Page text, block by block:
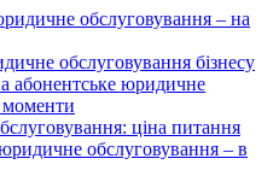
обслуговування – на
обслуговування бізнесу
абонентське юридичне
моменти
ціна питання
обслуговування – в